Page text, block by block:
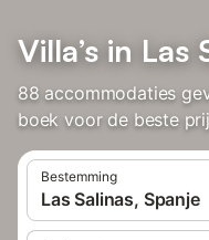
Villa’s in Las
88 accommodaties
boek voor de beste
Bestemming
Las Salinas, Spanje